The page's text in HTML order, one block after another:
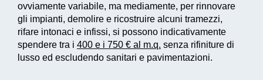
ovviamente variabile, ma mediamente, per rinnovare
gli impianti, demolire e ricostruire alcuni tramezzi,
rifare intonaci e infissi, si possono indicativamente
spendere tra i 400 e i 750 € al m.q. senza rifiniture di
lusso ed escludendo sanitari e pavimentazioni.